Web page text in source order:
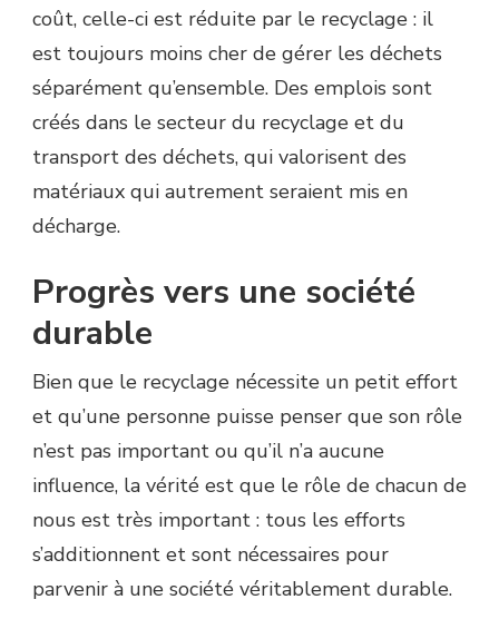
coût, celle-ci est réduite par le recyclage : il
est toujours moins cher de gérer les déchets
séparément qu’ensemble. Des emplois sont
créés dans le secteur du recyclage et du
transport des déchets, qui valorisent des
matériaux qui autrement seraient mis en
décharge.
Progrès vers une société
durable
Bien que le recyclage nécessite un petit effort
et qu’une personne puisse penser que son rôle
n’est pas important ou qu’il n’a aucune
influence, la vérité est que le rôle de chacun de
nous est très important : tous les efforts
s’additionnent et sont nécessaires pour
parvenir à une société véritablement durable.